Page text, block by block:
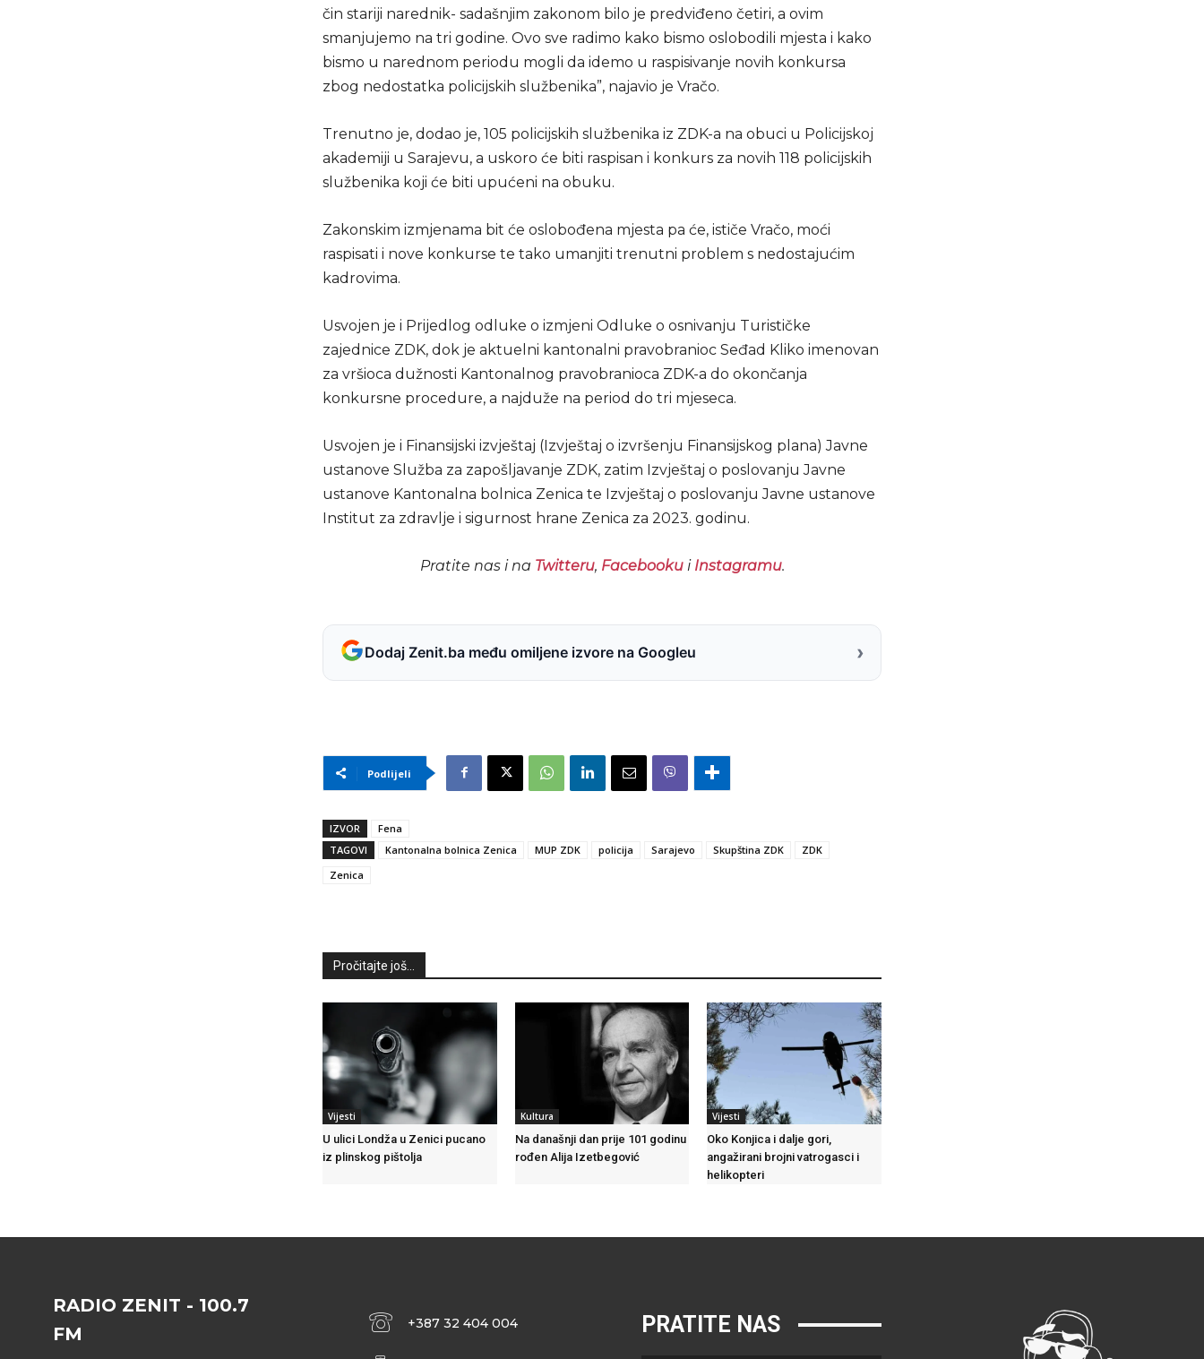
čin stariji narednik- sadašnjim zakonom bilo je predviđeno četiri, a ovim
smanjujemo na tri godine. Ovo sve radimo kako bismo oslobodili mjesta i kako
bismo u narednom periodu mogli da idemo u raspisivanje novih konkursa
zbog nedostatka policijskih službenika”, najavio je Vračo.
Trenutno je, dodao je, 105 policijskih službenika iz ZDK-a na obuci u Policijskoj
akademiji u Sarajevu, a uskoro će biti raspisan i konkurs za novih 118 policijskih
službenika koji će biti upućeni na obuku.
Zakonskim izmjenama bit će oslobođena mjesta pa će, ističe Vračo, moći
raspisati i nove konkurse te tako umanjiti trenutni problem s nedostajućim
kadrovima.
Usvojen je i Prijedlog odluke o izmjeni Odluke o osnivanju Turističke
zajednice ZDK, dok je aktuelni kantonalni pravobranioc Seđad Kliko imenovan
za vršioca dužnosti Kantonalnog pravobranioca ZDK-a do okončanja
konkursne procedure, a najduže na period do tri mjeseca.
Usvojen je i Finansijski izvještaj (Izvještaj o izvršenju Finansijskog plana) Javne
ustanove Služba za zapošljavanje ZDK, zatim Izvještaj o poslovanju Javne
ustanove Kantonalna bolnica Zenica te Izvještaj o poslovanju Javne ustanove
Institut za zdravlje i sigurnost hrane Zenica za 2023. godinu.
Pratite nas i na Twitteru, Facebookui Instagramu.
Dodaj Zenit.ba među omiljene izvore na Googleu ›
Podlijeli
IZVOR
Fena
TAGOVI
Kantonalna bolnica Zenica MUP ZDK policija Sarajevo Skupština ZDK
ZDK
Zenica
Pročitajte još...
Vijesti
U ulici Londža u Zenici pucano
iz plinskog pištolja
Kultura
Na današnji dan prije 101 godinu
rođen Alija Izetbegović
Vijesti
Oko Konjica i dalje gori,
angažirani brojni vatrogasci i
helikopteri
RADIO ZENIT - 100.7
FM
+387 32 404 004 PRATITE NAS